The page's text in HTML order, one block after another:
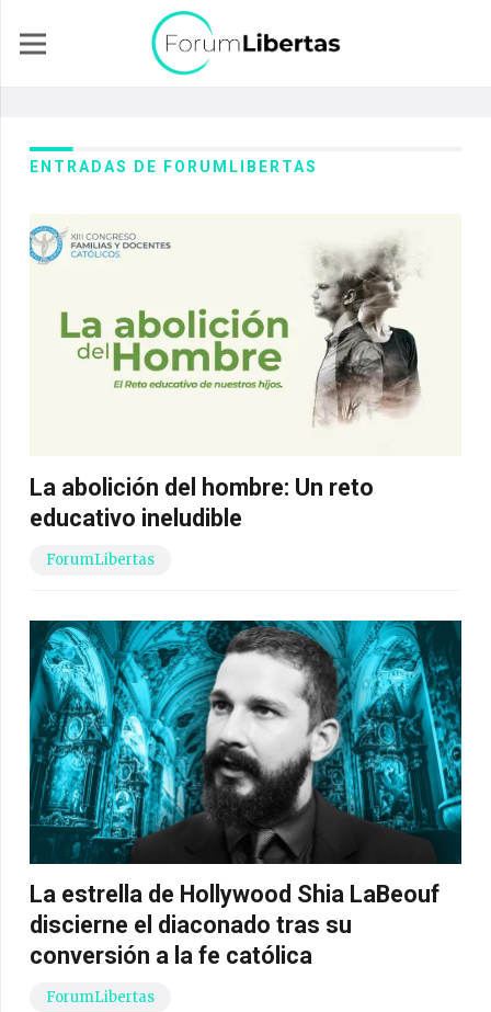
ENTRADAS DE FORUMLIBERTAS
La abolición del hombre: Un reto
educativo ineludible
ForumLibertas
La estrella de Hollywood Shia LaBeouf
discierne el diaconado tras su
conversión a la fe católica
ForumLibertas